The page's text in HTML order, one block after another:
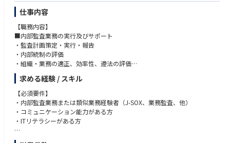
ルに展開している製品です。
■当社の魅力：
当社は、ペットボトルの流通が始まった1978年に創業。創業以来、海外展
開を進めており海外売上高比率が9割に上っています。業界のリーディン
グカンパニーとして技術開発や設備投資などを積極的に行っています。拠
点はアメリカ、メキシコ、ブラジル、イギリスなど世界12拠点を構えてい
ます。長野の本社は夏も涼しい高原のような清々しい気候に恵まれていま
す。その広大な東京ドーム2.4個分の敷地に管理棟や技術棟などがありま
す。
仕事内容
【職務内容】
■内部監査業務の実行及びサポート
・監査計画策定・実行・報告
・内部統制の評価
・組織・業務の適正、効率性、遵法の評価
・リスク管理と不正の防止
・内外関係者との調整
求める経験 / スキル
【必須要件】
・内部監査業務または類似業務経験者（J-SOX、業務監査、他）
・コミュニケーション能力がある方
・ITリテラシーがある方
【歓迎要件】